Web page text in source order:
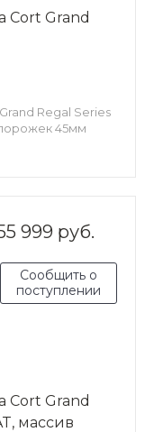
Cort Grand
Regal Series
45мм
999 руб.
Сообщить о
поступлении
Cort Grand
массив